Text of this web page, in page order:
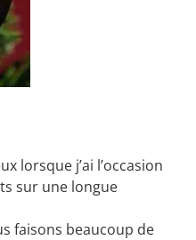
lorsque j’ai l’occasion
sur une longue
faisons beaucoup de